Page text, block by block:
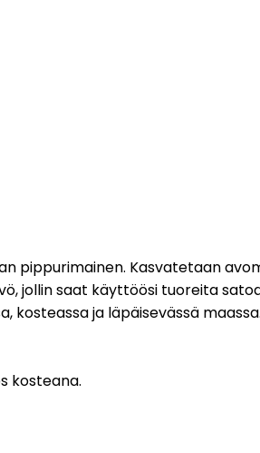
pippurimainen. Kasvatetaan
jollin saat käyttöösi tuoreita
kosteassa ja läpäisevässä
kosteana.